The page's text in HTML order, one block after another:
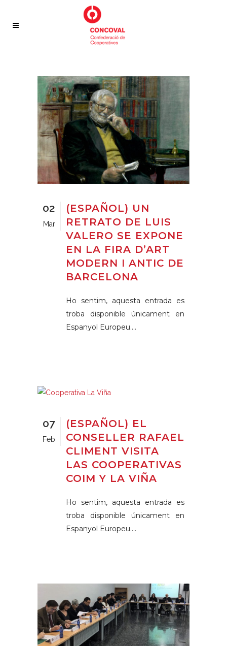
02
Mar
(ESPAÑOL) UN
RETRATO DE LUIS
VALERO SE EXPONE
EN LA FIRA D’ART
MODERN I ANTIC DE
BARCELONA
Ho sentim, aquesta entrada es
troba disponible únicament en
Espanyol Europeu....
07
Feb
(ESPAÑOL) EL
CONSELLER RAFAEL
CLIMENT VISITA
LAS COOPERATIVAS
COIM Y LA VIÑA
Ho sentim, aquesta entrada es
troba disponible únicament en
Espanyol Europeu....